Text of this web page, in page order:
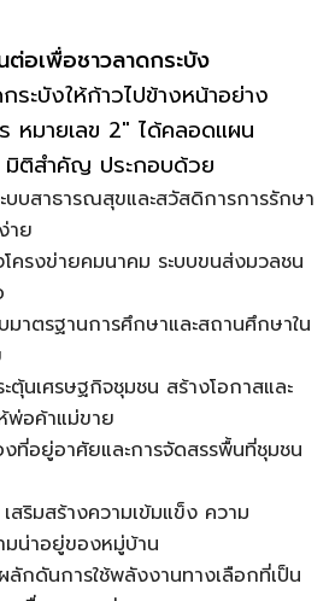
อเพื่อชาวลาดกระบัง
ระบังให้ก้าวไปข้างหน้าอย่าง
หมายเลข 2" ได้คลอดแผน
มิติสำคัญ ประกอบด้วย
บสาธารณสุขและสวัสดิการการรักษา
าย
ครงข่ายคมนาคม ระบบขนส่งมวลชน
มาตรฐานการศึกษาและสถานศึกษาใน
ตุ้นเศรษฐกิจชุมชน สร้างโอกาสและ
พ่อค้าแม่ขาย
งที่อยู่อาศัยและการจัดสรรพื้นที่ชุมชน
สริมสร้างความเข้มแข็ง ความ
น่าอยู่ของหมู่บ้าน
กดันการใช้พลังงานทางเลือกที่เป็น